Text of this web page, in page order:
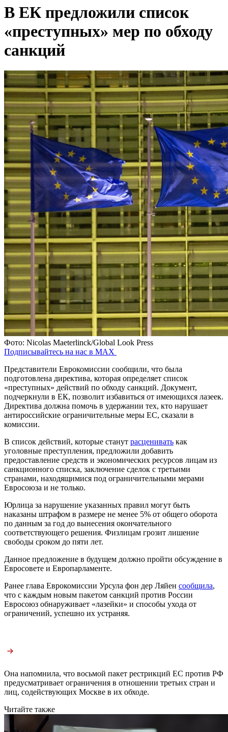
В ЕК предложили список
«преступных» мер по обходу
санкций
Фото: Nicolas Maeterlinck/Global Look Press
Подписывайтесь на нас в MAX
Представители Еврокомиссии сообщили, что была
подготовлена директива, которая определяет список
«преступных» действий по обходу санкций. Документ,
подчеркнули в ЕК, позволит избавиться от имеющихся лазеек.
Директива должна помочь в удержании тех, кто нарушает
антироссийские ограничительные меры ЕС, сказали в
комиссии.
В список действий, которые станут расценивать как
уголовные преступления, предложили добавить
предоставление средств и экономических ресурсов лицам из
санкционного списка, заключение сделок с третьими
странами, находящимися под ограничительными мерами
Евросоюза и не только.
Юрлица за нарушение указанных правил могут быть
наказаны штрафом в размере не менее 5% от общего оборота
по данным за год до вынесения окончательного
соответствующего решения. Физлицам грозит лишение
свободы сроком до пяти лет.
Данное предложение в будущем должно пройти обсуждение в
Евросовете и Европарламенте.
Ранее глава Еврокомиссии Урсула фон дер Ляйен сообщила,
что с каждым новым пакетом санкций против России
Евросоюз обнаруживает «лазейки» и способы ухода от
ограничений, успешно их устраняя.
Она напомнила, что восьмой пакет рестрикций ЕС против РФ
предусматривает ограничения в отношении третьих стран и
лиц, содействующих Москве в их обходе.
Читайте также